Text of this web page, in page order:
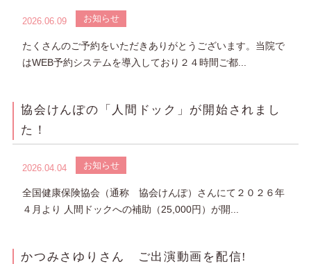
2026.06.09 お知らせ
たくさんのご予約をいただきありがとうございます。当院で
はWEB予約システムを導入しており２４時間ご都...
協会けんぽの「人間ドック」が開始されまし
た！
2026.04.04 お知らせ
全国健康保険協会（通称 協会けんぽ）さんにて２０２６年
４月より 人間ドックへの補助（25,000円）が開...
かつみさゆりさん ご出演動画を配信!